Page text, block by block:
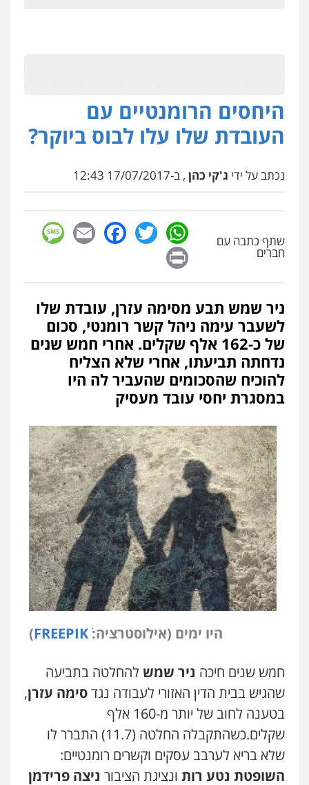
היחסים הרומנטיים עם
העובדת שלו עלו לבוס ביוקר?
נכתב על ידי ג'קי כהן , ב-17/07/2017 12:43
שתף כתבה עם
חברים
WhatsApp
Twitter
Facebook
Email
ניר שמש תבע מסימה עזרן, עובדת שלו
לשעבר עימה ניהל קשר רומנטי, סכום
של כ-162 אלף שקלים. אחרי חמש שנים
נדחתה תביעתו, אחרי שלא הצליח
להוכיח שהסכומים שהעביר לה היו
במסגרת יחסי עובד מעסיק
היו ימים (אילוסטרציה:FREEPIKׂ)
חמש שנים חיכה ניר שמש להחלטה בתביעה
שהגיש בבית הדין האזורי לעבודה נגדסימה עזרן,
בטענה לחוב של יותר מ-160 אלף
שקלים.
כשהתקבלה החלטה (11.7) התברר לו
שלא בריא לערבב עסקים וקשרים רומנטיים:
השופטת נטע רות ונציגת הציבור ניצה פרידמן